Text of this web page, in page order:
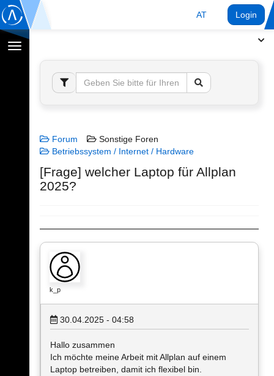
AT Login
Navigation
umschalten
Forum
Sonstige Foren
Betriebssystem / Internet / Hardware
[Frage] welcher Laptop für Allplan
2025?
k_p
30.04.2025 - 04:58
Hallo zusammen
Ich möchte meine Arbeit mit Allplan auf einem
Laptop betreiben, damit ich flexibel bin.